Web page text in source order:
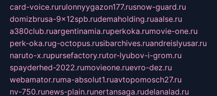
card-voice.rurulonnyygazon177.rusnow-guard.ru
domizbrusa-9x12spb.rudemaholding.ruaalse.ru
a380club.ruargentinamia.ruperkoka.rumovie-one.ru
perk-oka.rug-octopus.rusibarchives.ruandreislyusar.ru
naruto-x.rupursefactory.rutor-lyubov-i-grom.ru
spayderhed-2022.rumovieone.ruevro-dez.ru
webamator.ruma-absolut1.ruavtopomosch27.ru
nv-750.runews-plain.runertansaga.rudelanalad.ru